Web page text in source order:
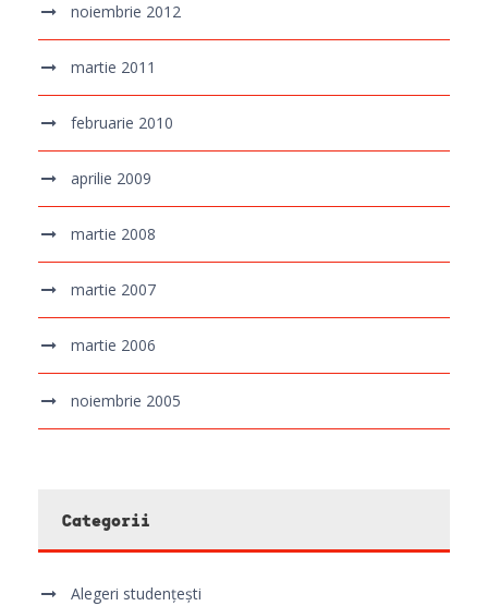
noiembrie 2012
martie 2011
februarie 2010
aprilie 2009
martie 2008
martie 2007
martie 2006
noiembrie 2005
Categorii
Alegeri studențești